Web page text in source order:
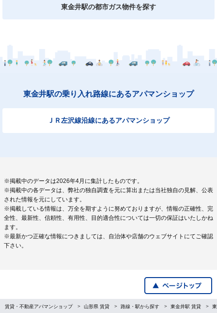
東金井駅の都市ガス物件を探す
東金井駅の乗り入れ路線にあるアパマンショップ
ＪＲ左沢線沿線にあるアパマンショップ
※掲載中のデータは2026年4月に集計したものです。
※掲載中の各データは、弊社の独自調査を元に算出または当社独自の見解、公表
された情報を元にしています。
※掲載している情報は、万全を期すように努めておりますが、情報の正確性、完
全性、最新性、信頼性、有用性、目的適合性については一切の保証はいたしかね
ます。
※最新かつ正確な情報につきましては、自治体や店舗のウェブサイトにてご確認
下さい。
賃貸・不動産アパマンショップ 山形県 賃貸 路線・駅から探す 東金井駅 賃貸